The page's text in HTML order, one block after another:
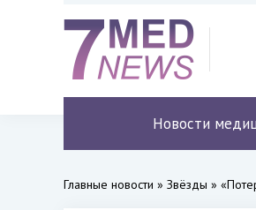
Новости
Главные новости » Звёзды »